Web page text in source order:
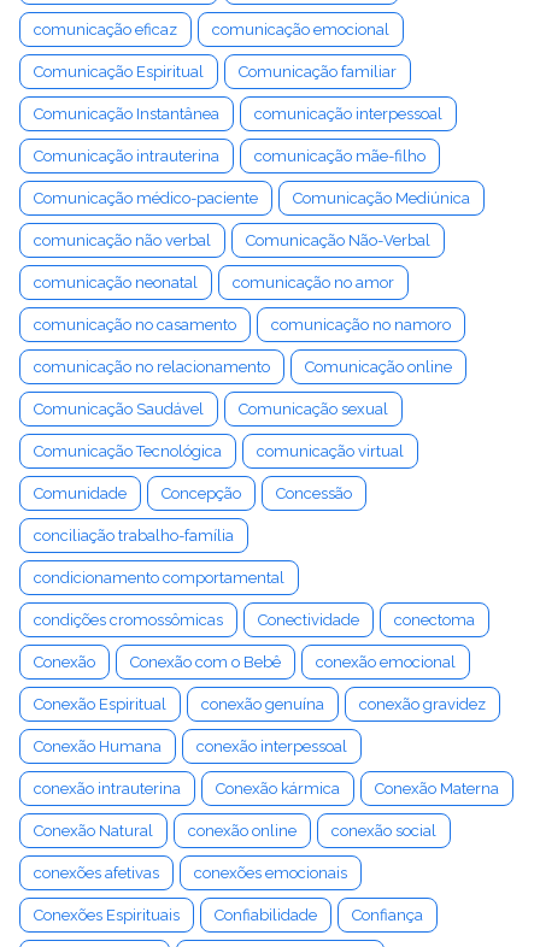
comunicação eficaz comunicação emocional
Comunicação Espiritual Comunicação familiar
Comunicação Instantânea comunicação interpessoal
Comunicação intrauterina comunicação mãe-filho
Comunicação médico-paciente Comunicação Mediúnica
comunicação não verbal Comunicação Não-Verbal
comunicação neonatal comunicação no amor
comunicação no casamento comunicação no namoro
comunicação no relacionamento Comunicação online
Comunicação Saudável Comunicação sexual
Comunicação Tecnológica comunicação virtual
Comunidade Concepção Concessão
conciliação trabalho-família
condicionamento comportamental
condições cromossômicas Conectividade conectoma
Conexão Conexão com o Bebê conexão emocional
Conexão Espiritual conexão genuína conexão gravidez
Conexão Humana conexão interpessoal
conexão intrauterina Conexão kármica Conexão Materna
Conexão Natural conexão online conexão social
conexões afetivas conexões emocionais
Conexões Espirituais Confiabilidade Confiança